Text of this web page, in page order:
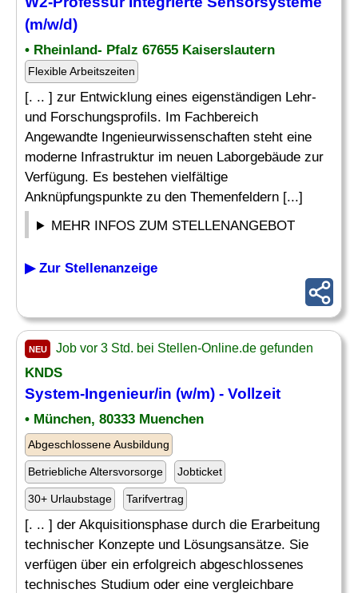
(m/w/d)
• Rheinland- Pfalz 67655 Kaiserslautern
Flexible Arbeitszeiten
[. .. ] zur Entwicklung eines eigenständigen Lehr-
und Forschungsprofils. Im Fachbereich
Angewandte Ingenieurwissenschaften steht eine
moderne Infrastruktur im neuen Laborgebäude zur
Verfügung. Es bestehen vielfältige
Anknüpfungspunkte zu den Themenfeldern [...]
MEHR INFOS ZUM STELLENANGEBOT
▶ Zur Stellenanzeige
NEU Job vor 3 Std. bei Stellen-Online.de gefunden
KNDS
System-Ingenieur/in (w/m) - Vollzeit
• München, 80333 Muenchen
Abgeschlossene Ausbildung
Betriebliche Altersvorsorge Jobticket
30+ Urlaubstage Tarifvertrag
[. .. ] der Akquisitionsphase durch die Erarbeitung
technischer Konzepte und Lösungsansätze. Sie
verfügen über ein erfolgreich abgeschlossenes
technisches Studium oder eine vergleichbare